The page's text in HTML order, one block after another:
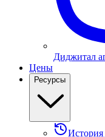
Диджитал
Цены
Ресурсы
История